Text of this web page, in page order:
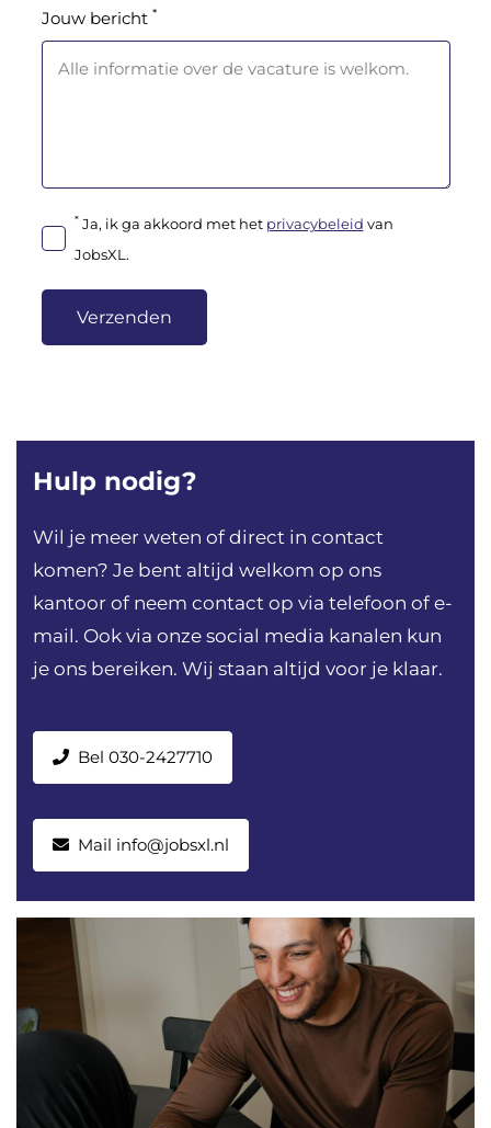
Jouw bericht *
*Ja, ik ga akkoord met het privacybeleid van
JobsXL.
Verzenden
Hulp nodig?
Wil je meer weten of direct in contact
komen? Je bent altijd welkom op ons
kantoor of neem contact op via telefoon of e-
mail. Ook via onze social media kanalen kun
je ons bereiken. Wij staan altijd voor je klaar.
Bel 030-2427710
Mail info@jobsxl.nl